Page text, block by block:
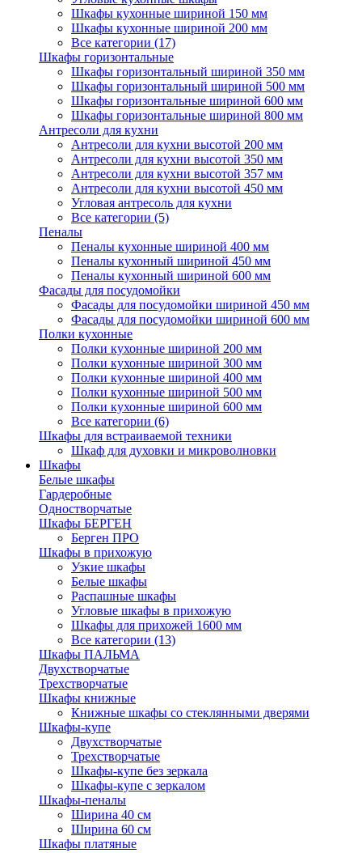
Шкафы кухонные шириной 150 мм
Шкафы кухонные шириной 200 мм
Все категории (17)
Шкафы горизонтальные
Шкафы горизонтальный шириной 350 мм
Шкафы горизонтальный шириной 500 мм
Шкафы горизонтальные шириной 600 мм
Шкафы горизонтальные шириной 800 мм
Антресоли для кухни
Антресоли для кухни высотой 200 мм
Антресоли для кухни высотой 350 мм
Антресоли для кухни высотой 357 мм
Антресоли для кухни высотой 450 мм
Угловая антресоль для кухни
Все категории (5)
Пеналы
Пеналы кухонные шириной 400 мм
Пеналы кухонный шириной 450 мм
Пеналы кухонный шириной 600 мм
Фасады для посудомойки
Фасады для посудомойки шириной 450 мм
Фасады для посудомойки шириной 600 мм
Полки кухонные
Полки кухонные шириной 200 мм
Полки кухонные шириной 300 мм
Полки кухонные шириной 400 мм
Полки кухонные шириной 500 мм
Полки кухонные шириной 600 мм
Все категории (6)
Шкафы для встраиваемой техники
Шкаф для духовки и микроволновки
Шкафы
Белые шкафы
Гардеробные
Одностворчатые
Шкафы БЕРГЕН
Берген ПРО
Шкафы в прихожую
Узкие шкафы
Белые шкафы
Распашные шкафы
Угловые шкафы в прихожую
Шкафы для прихожей 1600 мм
Все категории (13)
Шкафы ПАЛЬМА
Двухстворчатые
Трехстворчатые
Шкафы книжные
Книжные шкафы со стеклянными дверями
Шкафы-купе
Двухстворчатые
Трехстворчатые
Шкафы-купе без зеркала
Шкафы-купе с зеркалом
Шкафы-пеналы
Ширина 40 см
Ширина 60 см
Шкафы платяные